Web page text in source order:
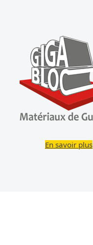
En savoir plus